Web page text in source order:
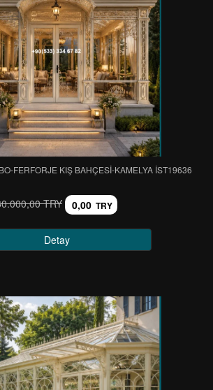
FERFORJE KIŞ BAHÇESİ-KAMELYA IST19636
TRY 0,00 TRY
Detay